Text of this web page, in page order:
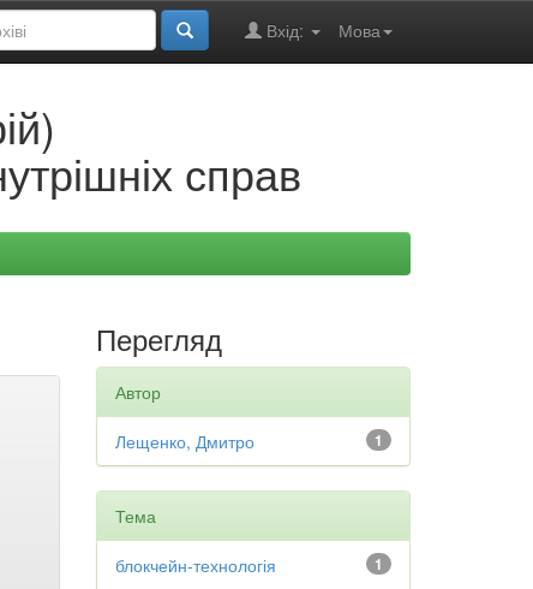
Мова
Вхід:
справ
Перегляд
Автор
1
Лещенко, Дмитро
Тема
1
блокчейн-технологія